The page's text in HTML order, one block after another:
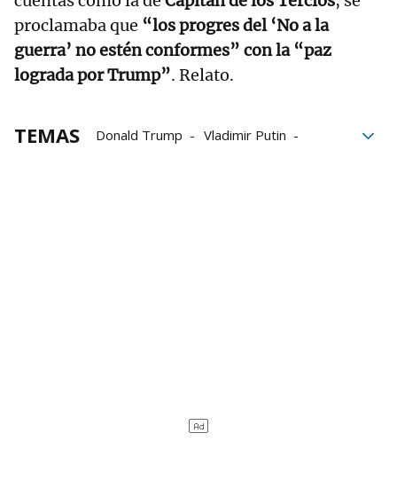
proclamaba que “los progres del ‘No a la
guerra’ no estén conformes” con la “paz
lograda por Trump”. Relato.
TEMAS Donald Trump
Vladimir Putin